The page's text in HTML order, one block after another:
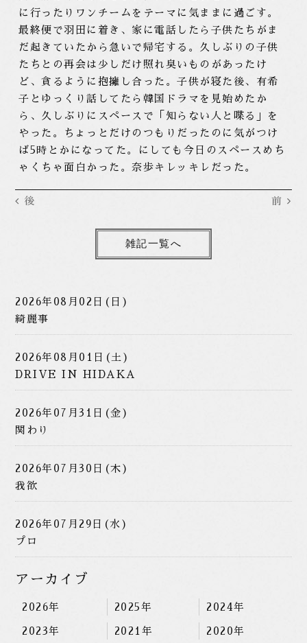
に行ったりワンチームをテーマに気ままに過ごす。
最終便で羽田に着き、家に電話したら子供たちがま
だ起きていたから急いで帰宅する。久しぶりの子供
たちとの再会は少しだけ照れ臭いものがあったけ
ど、貪るように抱擁し合った。子供が寝た後、有希
子とゆっくり話してたら韓国ドラマを見始めたか
ら、久しぶりにスペースで「知らない人と喋る」を
やった。ちょっとだけのつもりだったのに気がつけ
ば5時とかになってた。にしても今日のスペースめち
ゃくちゃ面白かった。奈歩キレッキレだった。
後 前
雑記一覧へ
2026年08月02日(日)
綺麗事
2026年08月01日(土)
DRIVE IN HIDAKA
2026年07月31日(金)
関わり
2026年07月30日(木)
我欲
2026年07月29日(水)
プロ
アーカイブ
2026年 2025年 2024年
2023年 2021年 2020年